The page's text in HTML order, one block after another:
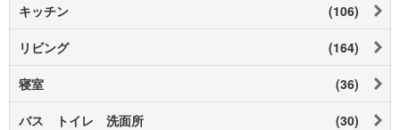
キッチン (106)
リビング (164)
寝室 (36)
バス トイレ 洗面所 (30)